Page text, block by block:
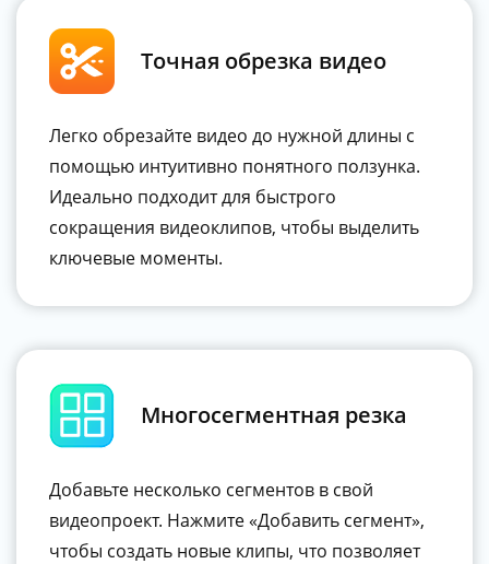
Точная обрезка видео
Легко обрезайте видео до нужной длины с
помощью интуитивно понятного ползунка.
Идеально подходит для быстрого
сокращения видеоклипов, чтобы выделить
ключевые моменты.
Многосегментная резка
Добавьте несколько сегментов в свой
видеопроект. Нажмите «Добавить сегмент»,
чтобы создать новые клипы, что позволяет